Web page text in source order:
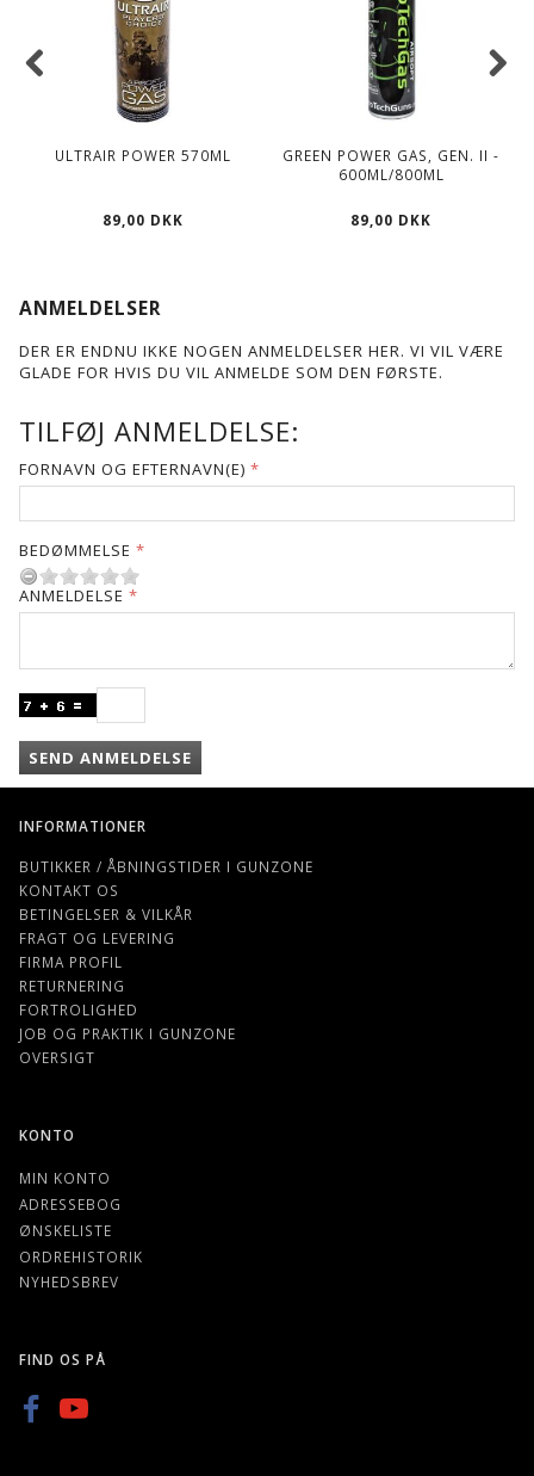
ULTRAIR POWER 570ML
89,00 DKK
GREEN POWER GAS, GEN. II -
600ML/800ML
89,00 DKK
ANMELDELSER
DER ER ENDNU IKKE NOGEN ANMELDELSER HER. VI VIL VÆRE
GLADE FOR HVIS DU VIL ANMELDE SOM DEN FØRSTE.
TILFØJ ANMELDELSE:
FORNAVN OG EFTERNAVN(E)
BEDØMMELSE
ANMELDELSE
SEND ANMELDELSE
INFORMATIONER
BUTIKKER / ÅBNINGSTIDER I GUNZONE
KONTAKT OS
BETINGELSER & VILKÅR
FRAGT OG LEVERING
FIRMA PROFIL
RETURNERING
FORTROLIGHED
JOB OG PRAKTIK I GUNZONE
OVERSIGT
KONTO
MIN KONTO
ADRESSEBOG
ØNSKELISTE
ORDREHISTORIK
NYHEDSBREV
FIND OS PÅ